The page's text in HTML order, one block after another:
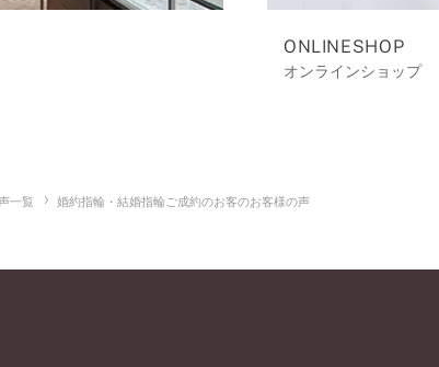
ONLINESHOP
オンラインショップ
一覧 婚約指輪・結婚指輪ご成約のお客のお客様の声